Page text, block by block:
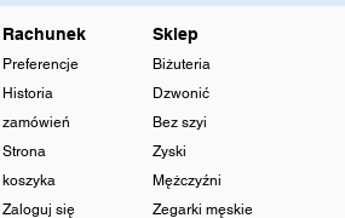
Rachunek
Preferencje
Historia
zamówień
Strona
koszyka
Zaloguj się
Sklep
Biżuteria
Dzwonić
Bez szyi
Zyski
Mężczyźni
Zegarki męskie